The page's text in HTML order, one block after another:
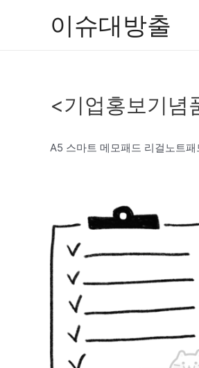
이슈대방출
<기업홍보기념
A5 스마트 메모패드 리걸노트패